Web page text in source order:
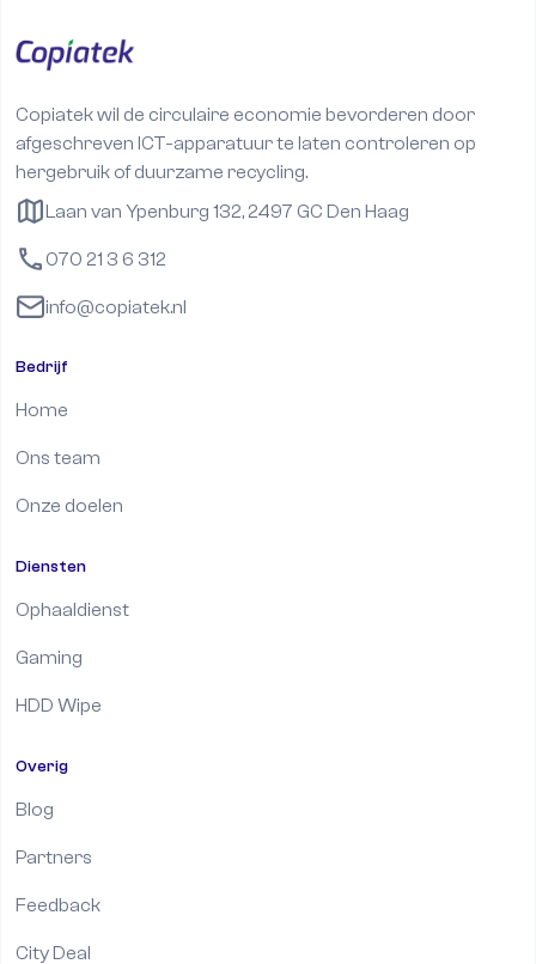
Copiatek wil de circulaire economie bevorderen door
afgeschreven ICT-apparatuur te laten controleren op
hergebruik of duurzame recycling.
Laan van Ypenburg 132, 2497 GC Den Haag
070 21 3 6 312
info@copiatek.nl
Bedrijf
Home
Ons team
Onze doelen
Diensten
Ophaaldienst
Gaming
HDD Wipe
Overig
Blog
Partners
Feedback
City Deal